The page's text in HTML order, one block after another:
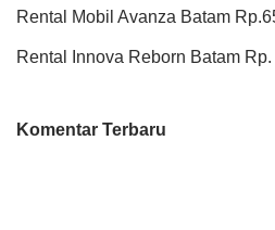
Rental Mobil Avanza Batam
Rental Innova Reborn Batam
Komentar Terbaru